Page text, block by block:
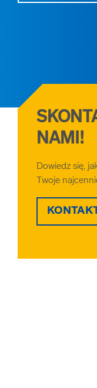
NAMI!
Dowiedz się,
Twoje